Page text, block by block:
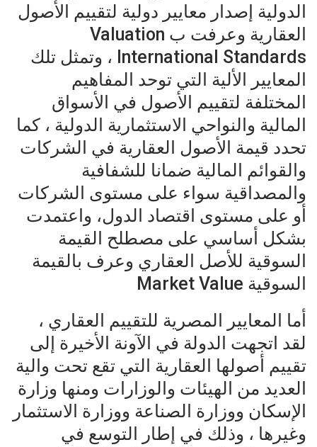
الدولية إصدار معايير دولية لتقييم الأصول
العقارية وعرفت ب Valuation
International Standards ، وتمثل تلك
المعايير الألية التي توحد المفاهيم
المختلفة لتقييم الأصول في الأسواق
المالية والنواحي الاستثمارية الدولية ، كما
تحدد قيمة الأصول العقارية في الشركات
والقوائم المالية ضمانا للشفافية
والمصداقية سواء على مستوى الشركات
أو على مستوى اقتصاد الدول، واعتمدت
بشكل أساسي على مصطلح القيمة
السوقية للأصل العقاري وعرف بالقيمة
السوقية Market Value
أما المعايير المصرية للتقييم العقاري ،
لقد اتجهت الدولة في الآونة الأخيرة إلى
تقييم أصولها العقارية التي تقع تحت والية
العديد من الهيئات والوزارات ومنها وزارة
الإسكان ووزارة الصناعة ووزارة الاستثمار
وغيرها ، وذلك في إطار التوسع في